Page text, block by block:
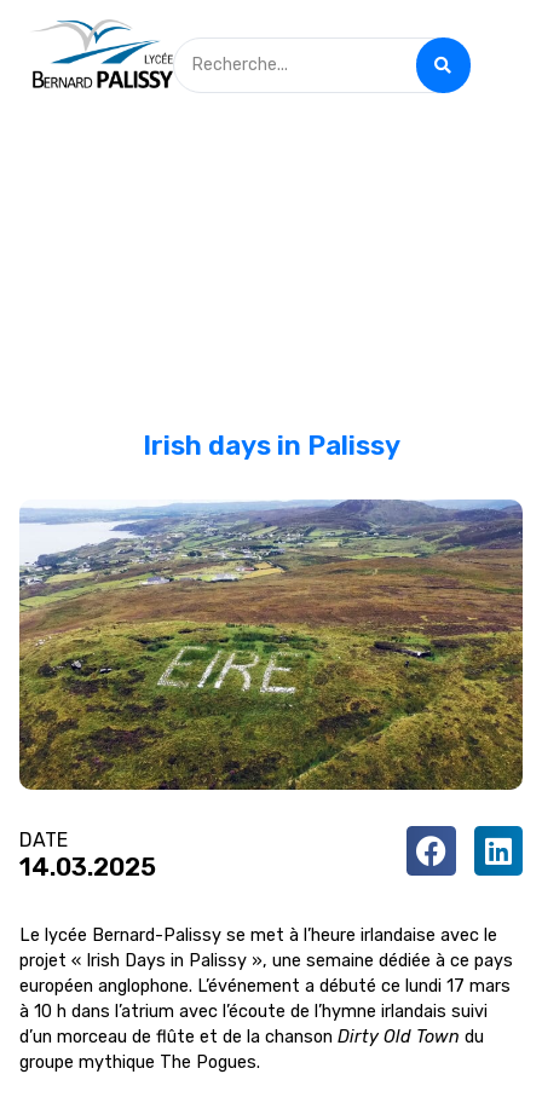
Irish days in Palissy
DATE
14.03.2025
Le lycée Bernard-Palissy se met à l’heure irlandaise avec le
projet « Irish Days in Palissy », une semaine dédiée à ce pays
européen anglophone. L’événement a débuté ce lundi 17 mars
à 10 h dans l’atrium avec l’écoute de l’hymne irlandais suivi
d’un morceau de flûte et de la chanson Dirty Old Town du
groupe mythique The Pogues.